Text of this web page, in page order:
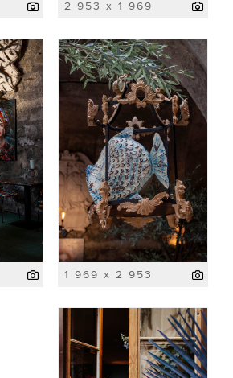
2 953 x 1 969
1 969 x 2 953